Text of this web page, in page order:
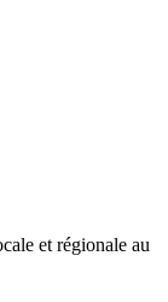
et régionale au